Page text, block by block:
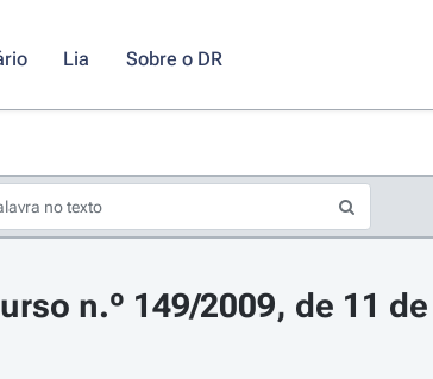
Lia Sobre o DR
n.º 149/2009, de 11